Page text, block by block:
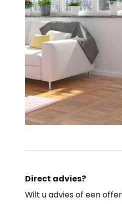
Direct advies?
Wilt u advies of een